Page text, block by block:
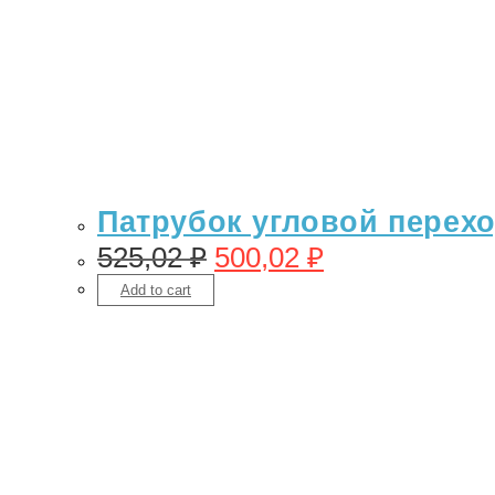
Патрубок угловой
525,02₽ 500,02 ₽
Add to cart